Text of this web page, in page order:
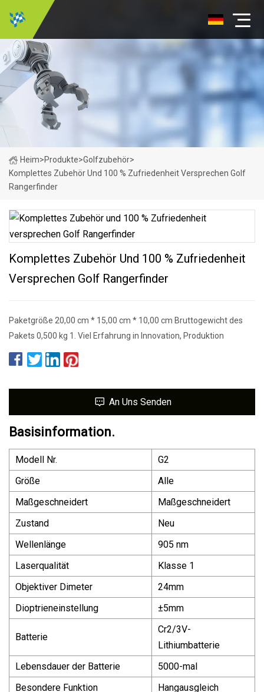
Heim>Produkte>Golfzubehör>
Komplettes Zubehör Und 100 % Zufriedenheit Versprechen Golf
Rangerfinder
Komplettes Zubehör Und 100 % Zufriedenheit
Versprechen Golf Rangerfinder
Paketgröße 20,00 cm * 15,00 cm * 10,00 cm Bruttogewicht des
Pakets 0,500 kg 1. Viel Erfahrung in Innovation, Produktion
An Uns Senden
Basisinformation.
Modell Nr.
G2
Größe
Alle
Maßgeschneidert
Maßgeschneidert
Zustand
Neu
Wellenlänge
905 nm
Laserqualität
Klasse 1
Objektiver Dimeter
24mm
Dioptrieneinstellung
±5mm
Batterie
Cr2/3V-
Lithiumbatterie
Lebensdauer der Batterie
5000-mal
Besondere Funktion
Hangausgleich